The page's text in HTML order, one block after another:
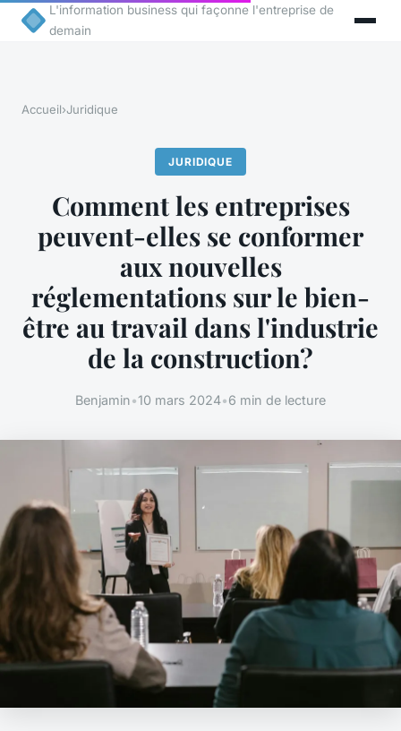
L'information business qui façonne l'entreprise de
demain
Accueil›Juridique
JURIDIQUE
Comment les entreprises
peuvent-elles se conformer
aux nouvelles
réglementations sur le bien-
être au travail dans l'industrie
de la construction?
Benjamin•10 mars 2024•6 min de lecture